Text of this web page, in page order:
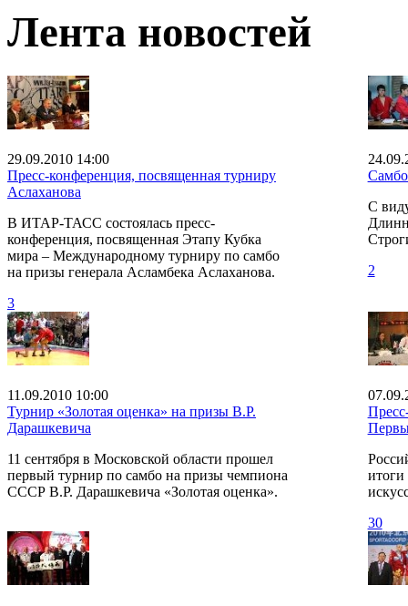
Лента новостей
29.09.2010 14:00
Пресс-конференция, посвященная турниру
Аслаханова
В ИТАР-ТАСС состоялась пресс-
конференция, посвященная Этапу Кубка
мира – Международному турниру по самбо
на призы генерала Асламбека Аслаханова.
3
С
2
11.09.2010 10:00
Турнир «Золотая оценка» на призы В.Р.
Дарашкевича
11 сентября в Московской области прошел
первый турнир по самбо на призы чемпиона
СССР В.Р. Дарашкевича «Золотая оценка».
30